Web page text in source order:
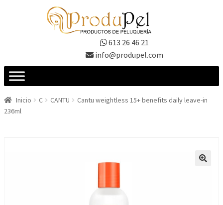
613 26 46 21
info@produpel.com
Inicio C CANTU
Cantu weightless 15+ benefits daily leave-in
236ml